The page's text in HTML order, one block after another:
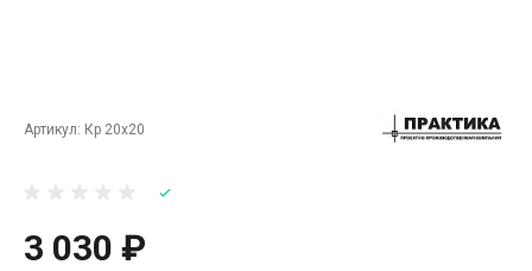
Артикул: Кр 20х20
3 030 ₽